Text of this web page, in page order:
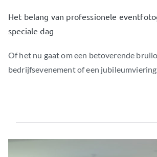
Het belang van professionele
speciale dag
Of het nu gaat om een betoverende
bedrijfsevenement of een